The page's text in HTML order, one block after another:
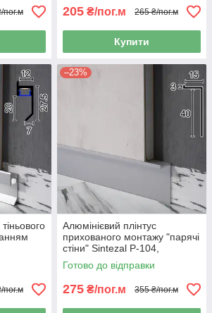
пог.м 205 ₴/пог.м 265 ₴/пог.м
Купити
пог.м
–23%
Алюмінієвий плінтус
прихованого монтажу "парячі
стіни" Sintezal P-104,
40х15х2500мм.
Готово до відправки
275 ₴/пог.м 355 ₴/пог.м